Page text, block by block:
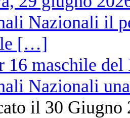
16 maschile
Nazionali
il 30 Giugno